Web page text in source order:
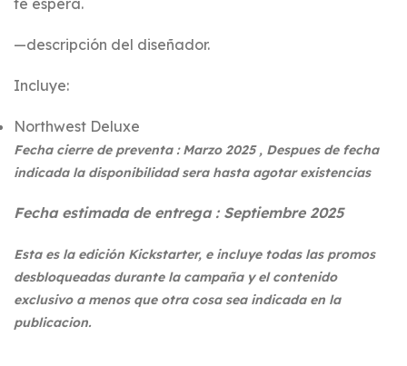
te espera.
—descripción del diseñador.
Incluye:
Northwest Deluxe
Fecha cierre de preventa : Marzo 2025 , Despues de fecha
indicada la disponibilidad sera hasta agotar existencias
Fecha estimada de entrega : Septiembre 2025
Esta es la edición Kickstarter, e incluye todas las promos
desbloqueadas durante la campaña y el contenido
exclusivo a menos que otra cosa sea indicada en la
publicacion.